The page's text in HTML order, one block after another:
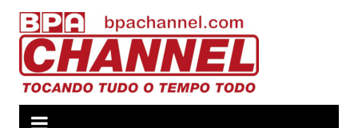
para
conteúdo